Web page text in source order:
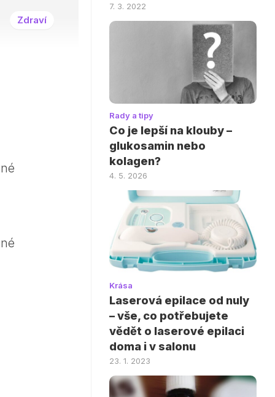
Zdraví
7. 3. 2022
Rady a tipy
Co je lepší na klouby –
glukosamin nebo
kolagen?
4. 5. 2026
Krása
Laserová epilace od nuly
– vše, co potřebujete
vědět o laserové epilaci
doma i v salonu
23. 1. 2023